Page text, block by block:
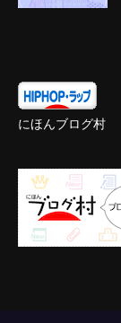
にほんブログ村